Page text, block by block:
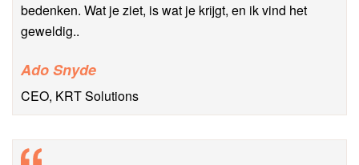
bedenken. Wat je ziet, is wat je krijgt, en ik vind het
geweldig..
Ado Snyde
CEO, KRT Solutions